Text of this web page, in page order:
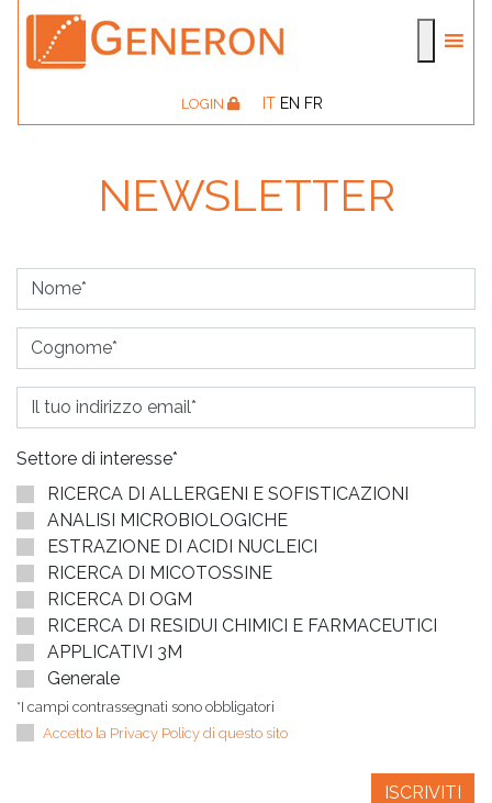
LOGIN IT EN FR
NEWSLETTER
Settore di interesse*
RICERCA DI ALLERGENI E SOFISTICAZIONI
ANALISI MICROBIOLOGICHE
ESTRAZIONE DI ACIDI NUCLEICI
RICERCA DI MICOTOSSINE
RICERCA DI OGM
RICERCA DI RESIDUI CHIMICI E FARMACEUTICI
APPLICATIVI 3M
Generale
*I campi contrassegnati sono obbligatori
Accetto la Privacy Policy di questo sito